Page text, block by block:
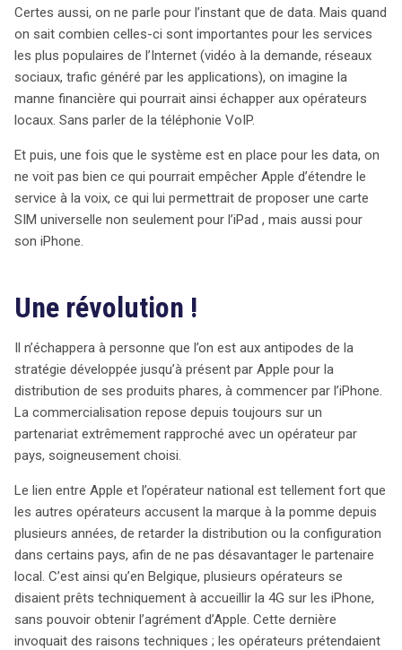
publicitaires ciblées, reléguant même des géants comme
Google au second plan. Avec une telle avancée, Apple
pourrait non seulement offrir une connectivité simplifiée,
mais également renforcer sa position sur le marché des
services numériques, transformant ainsi notre
expérience mobile à l’échelle mondiale.
Certes aussi, on ne parle pour l’instant que de data. Mais quand
on sait combien celles-ci sont importantes pour les services
les plus populaires de l’Internet (vidéo à la demande, réseaux
sociaux, trafic généré par les applications), on imagine la
manne financière qui pourrait ainsi échapper aux opérateurs
locaux. Sans parler de la téléphonie VoIP.
Et puis, une fois que le système est en place pour les data, on
ne voit pas bien ce qui pourrait empêcher Apple d’étendre le
service à la voix, ce qui lui permettrait de proposer une carte
SIM universelle non seulement pour l’iPad , mais aussi pour
son iPhone.
Une révolution !
Il n’échappera à personne que l’on est aux antipodes de la
stratégie développée jusqu’à présent par Apple pour la
distribution de ses produits phares, à commencer par l’iPhone.
La commercialisation repose depuis toujours sur un
partenariat extrêmement rapproché avec un opérateur par
pays, soigneusement choisi.
Le lien entre Apple et l’opérateur national est tellement fort que
les autres opérateurs accusent la marque à la pomme depuis
plusieurs années, de retarder la distribution ou la configuration
dans certains pays, afin de ne pas désavantager le partenaire
local. C’est ainsi qu’en Belgique, plusieurs opérateurs se
disaient prêts techniquement à accueillir la 4G sur les iPhone,
sans pouvoir obtenir l’agrément d’Apple. Cette dernière
invoquait des raisons techniques ; les opérateurs prétendaient